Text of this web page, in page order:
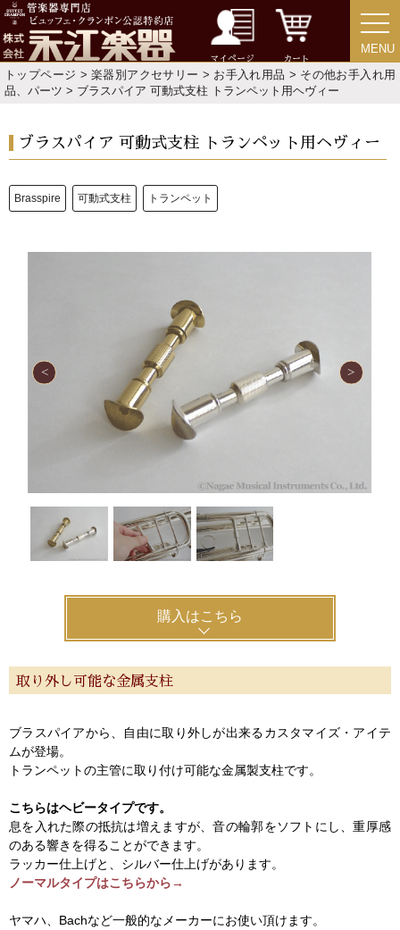
マイページ カート
MENU
MENU
トップページ >楽器別アクセサリー > お手入れ用品 > その他お手入れ用
品、パーツ > ブラスパイア 可動式支柱 トランペット用ヘヴィー
ブラスパイア 可動式支柱 トランペット用ヘヴィー
Brasspire 可動式支柱 トランペット
購入はこちら
取り外し可能な金属支柱
ブラスパイアから、自由に取り外しが出来るカスタマイズ・アイテ
ムが登場。
トランペットの主管に取り付け可能な金属製支柱です。
こちらはヘビータイプです。
息を入れた際の抵抗は増えますが、音の輪郭をソフトにし、重厚感
のある響きを得ることができます。
ラッカー仕上げと、シルバー仕上げがあります。
ノーマルタイプはこちらから→
ヤマハ、Bachなど一般的なメーカーにお使い頂けます。
特定商取引法 プライバシー・ポリシー